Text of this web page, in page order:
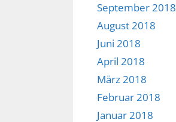
September 2018
August 2018
Juni 2018
April 2018
März 2018
Februar 2018
Januar 2018